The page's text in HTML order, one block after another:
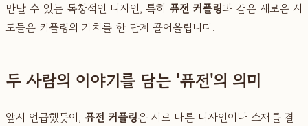
만날 수 있는 독창적인 디자인, 특히 퓨전 커플링과 같은 새로운 시
도들은 커플링의 가치를 한 단계 끌어올립니다.
두 사람의 이야기를 담는 '퓨전'의 의미
앞서 언급했듯이, 퓨전 커플링은 서로 다른 디자인이나 소재를 결